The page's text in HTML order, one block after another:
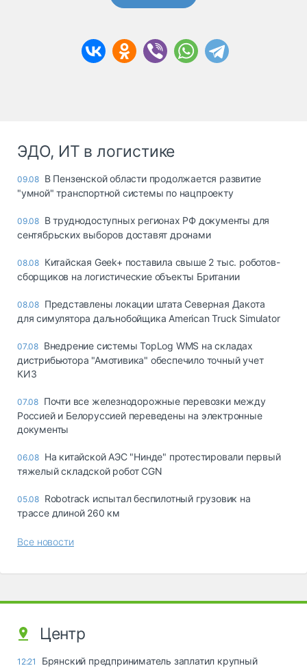
ЭДО, ИТ в логистике
09.08 В Пензенской области продолжается развитие
"умной" транспортной системы по нацпроекту
09.08 В труднодоступных регионах РФ документы для
сентябрьских выборов доставят дронами
08.08 Китайская Geek+ поставила свыше 2 тыс. роботов-
сборщиков на логистические объекты Британии
08.08 Представлены локации штата Северная Дакота
для симулятора дальнобойщика American Truck Simulator
07.08 Внедрение системы TopLog WMS на складах
дистрибьютора "Амотивика" обеспечило точный учет
КИЗ
07.08 Почти все железнодорожные перевозки между
Россией и Белоруссией переведены на электронные
документы
06.08 На китайской АЭС "Нинде" протестировали первый
тяжелый складской робот CGN
05.08 Robotrack испытал беспилотный грузовик на
трассе длиной 260 км
Все новости
Центр
12:21
Брянский предприниматель заплатил крупный